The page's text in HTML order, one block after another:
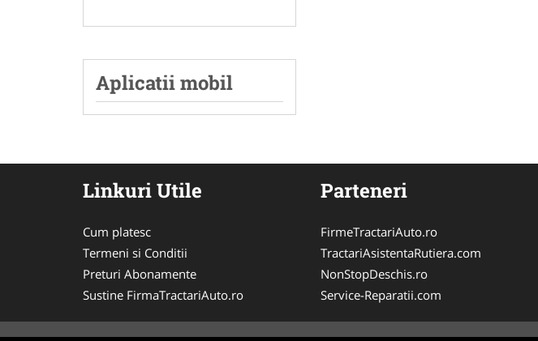
Aplicatii mobil
Linkuri Utile
Cum platesc
Termeni si Conditii
Preturi Abonamente
Sustine FirmaTractariAuto.ro
Parteneri
FirmeTractariAuto.ro
TractariAsistentaRutiera.com
NonStopDeschis.ro
Service-Reparatii.com